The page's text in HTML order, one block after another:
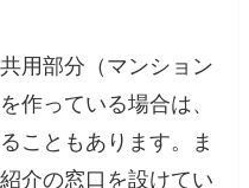
用部分（マンション
作っている場合は、
こともあります。ま
介の窓口を設けてい